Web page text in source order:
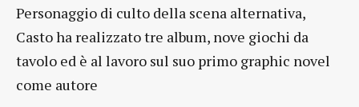
Personaggio di culto della scena alternativa,
Casto ha realizzato tre album, nove giochi da
tavolo ed è al lavoro sul suo primo graphic novel
come autore